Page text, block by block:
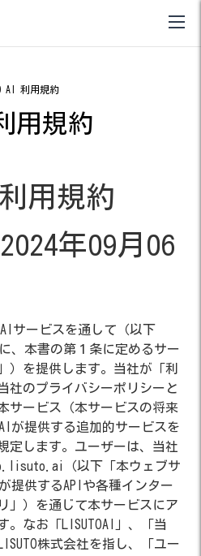
AI 利用規約
用規約
用規約
年09月 06
サービスを通して（以下
、本書の第１条に定めるサー
）を提供します。当社が「利
社のプライバシーポリシーと
サービス（本サービスの将来
が提供する追加的サービスを
定します。ユーザーは、当社
（以下「本ウェブサ
提供するAPIや各種インター
」）を通じて本サービスにア
。なお「LISUTOAI」、「当
株式会社を指し、「ユー